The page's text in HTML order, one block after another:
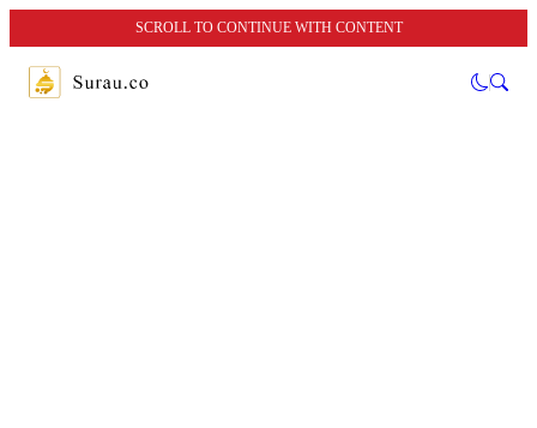
SCROLL TO CONTINUE WITH CONTENT